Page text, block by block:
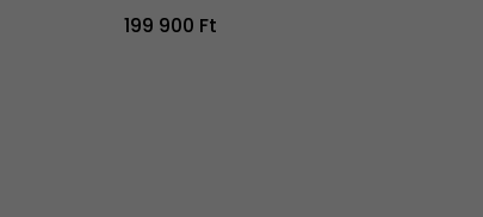
199 900 Ft